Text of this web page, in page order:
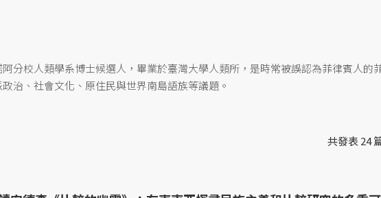
分校人類學系博士候選人，畢業於臺灣大學人類所，是時常被誤認為菲律賓人的
治、社會文化、原住民與世界南島語族等議題。
共發表 24